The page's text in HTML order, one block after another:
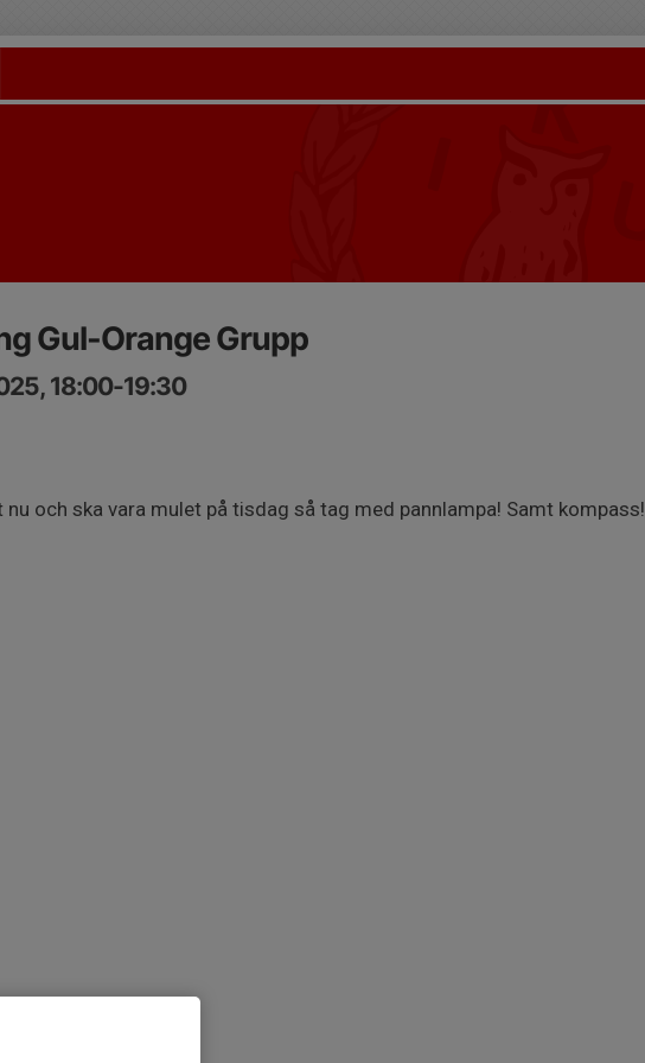
Gul-Orange Grupp
18:00-19:30
och ska vara mulet på tisdag så tag med pannlampa! Samt kompass!